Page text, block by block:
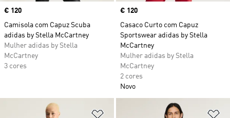
Price
€ 120
Camisola com Capuz Scuba
adidas by Stella McCartney
Mulher adidas by Stella
McCartney
3 cores
Price
€ 120
Casaco Curto com Capuz
Sportswear adidas by Stella
McCartney
Mulher adidas by Stella
McCartney
2 cores
Novo
Adicionar à Lista de Desejos